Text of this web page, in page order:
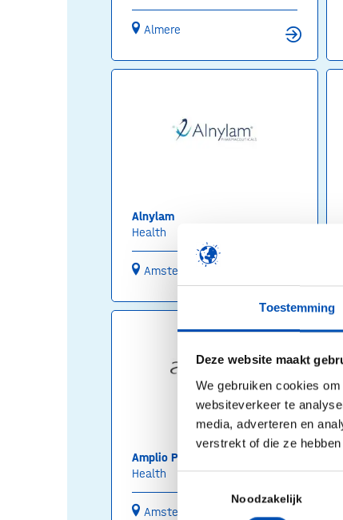
Toestemming
Deze website maakt
We gebruiken cookies
websiteverkeer te
media, adverteren en
verstrekt of die ze
Noodzakelijk
Almere
Alnylam
Health
Amsterdam
Amplio Pharma
Health
Amsterdam